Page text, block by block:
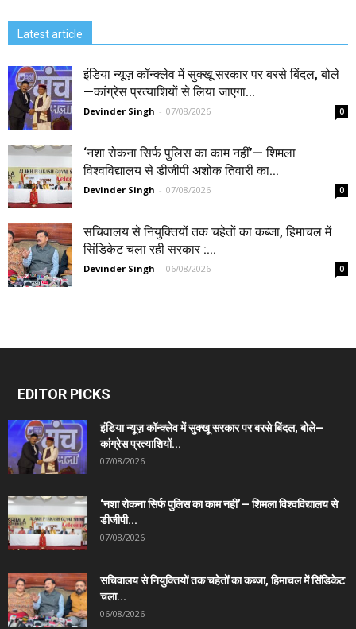
Latest article
इंडिया न्यूज़ कॉन्क्लेव में सुक्खू सरकार पर बरसे बिंदल, बोले
—कांग्रेस प्रत्याशियों से लिया जाएगा...
Devinder Singh - 07/08/2026 0
‘नशा रोकना सिर्फ पुलिस का काम नहीं’— शिमला
विश्वविद्यालय से डीजीपी अशोक तिवारी का...
Devinder Singh - 07/08/2026 0
सचिवालय से नियुक्तियों तक चहेतों का कब्जा, हिमाचल में
सिंडिकेट चला रही सरकार :...
Devinder Singh - 06/08/2026 0
EDITOR PICKS
इंडिया न्यूज़ कॉन्क्लेव में सुक्खू सरकार पर बरसे बिंदल, बोले—
कांग्रेस प्रत्याशियों...
07/08/2026
‘नशा रोकना सिर्फ पुलिस का काम नहीं’— शिमला विश्वविद्यालय से
डीजीपी...
07/08/2026
सचिवालय से नियुक्तियों तक चहेतों का कब्जा, हिमाचल में सिंडिकेट
चला...
06/08/2026